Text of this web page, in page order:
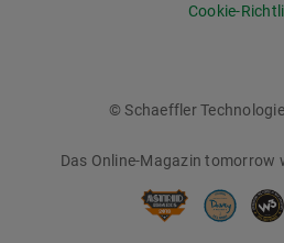
Cookie-
© Schaeffler
Das Online-Magazin tomorrow